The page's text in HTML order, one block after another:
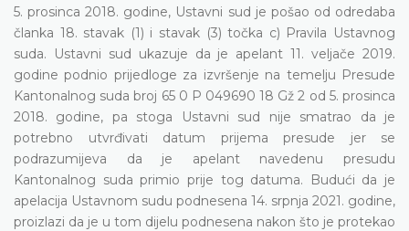
5. prosinca 2018. godine, Ustavni sud je pošao od odredaba
članka 18. stavak (1) i stavak (3) točka c) Pravila Ustavnog
suda. Ustavni sud ukazuje da je apelant 11. veljače 2019.
godine podnio prijedloge za izvršenje na temelju Presude
Kantonalnog suda broj 65 0 P 049690 18 Gž 2 od 5. prosinca
2018. godine, pa stoga Ustavni sud nije smatrao da je
potrebno utvrđivati datum prijema presude jer se
podrazumijeva da je apelant navedenu presudu
Kantonalnog suda primio prije tog datuma. Budući da je
apelacija Ustavnom sudu podnesena 14. srpnja 2021. godine,
proizlazi da je u tom dijelu podnesena nakon što je protekao